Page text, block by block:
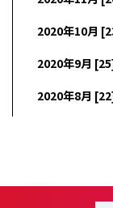
2020年10月
2020年9月
2020年8月